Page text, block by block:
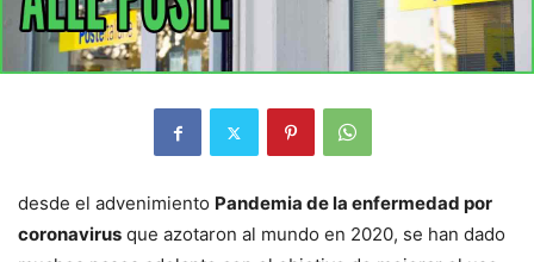
desde el advenimiento Pandemia de la enfermedad por
coronavirus que azotaron al mundo en 2020, se han dado